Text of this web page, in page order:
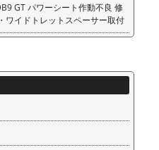
GT パワーシート作動不良 修
ワイドトレットスペーサー取付